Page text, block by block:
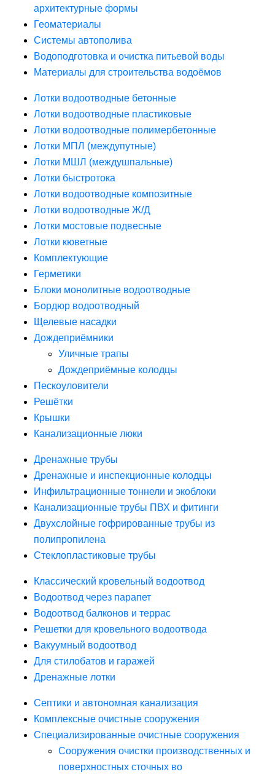
архитектурные формы
Геоматериалы
Системы автополива
Водоподготовка и очистка питьевой воды
Материалы для строительства водоёмов
Лотки водоотводные бетонные
Лотки водоотводные пластиковые
Лотки водоотводные полимербетонные
Лотки МПЛ (междупутные)
Лотки МШЛ (междушпальные)
Лотки быстротока
Лотки водоотводные композитные
Лотки водоотводные Ж/Д
Лотки мостовые подвесные
Лотки кюветные
Комплектующие
Герметики
Блоки монолитные водоотводные
Бордюр водоотводный
Щелевые насадки
Дождеприёмники
Уличные трапы
Дождеприёмные колодцы
Пескоуловители
Решётки
Крышки
Канализационные люки
Дренажные трубы
Дренажные и инспекционные колодцы
Инфильтрационные тоннели и экоблоки
Канализационные трубы ПВХ и фитинги
Двухслойные гофрированные трубы из
полипропилена
Стеклопластиковые трубы
Классический кровельный водоотвод
Водоотвод через парапет
Водоотвод балконов и террас
Решетки для кровельного водоотвода
Вакуумный водоотвод
Для стилобатов и гаражей
Дренажные лотки
Септики и автономная канализация
Комплексные очистные сооружения
Специализированные очистные сооружения
Сооружения очистки производственных и
поверхностных сточных во